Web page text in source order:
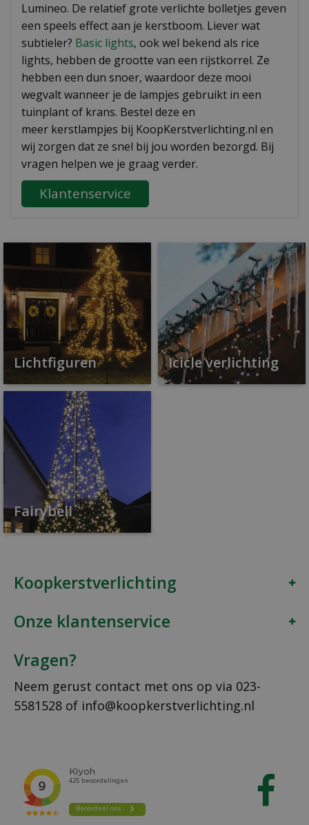
Lumineo. De relatief grote verlichte bolletjes geven
een speels effect aan je kerstboom. Liever wat
subtieler? Basic lights, ook wel bekend als rice
lights, hebben de grootte van een rijstkorrel. Ze
hebben een dun snoer, waardoor deze mooi
wegvalt wanneer je de lampjes gebruikt in een
tuinplant of krans. Bestel deze en
meer kerstlampjes bij KoopKerstverlichting.nl en
wij zorgen dat ze snel bij jou worden bezorgd. Bij
vragen helpen we je graag verder.
Klantenservice
Lichtfiguren Icicle verlichting
Fairybell
Koopkerstverlichting
Onze klantenservice
Vragen?
Neem gerust contact met ons op via 023-
5581528 of info@koopkerstverlichting.nl